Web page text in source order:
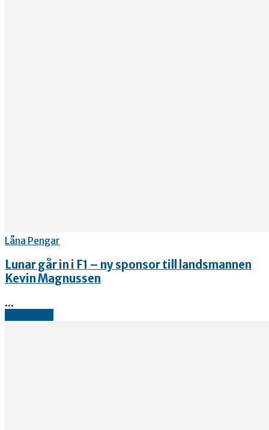
Låna Pengar
Lunar går in i F1 – ny sponsor till landsmannen
Kevin Magnussen
...